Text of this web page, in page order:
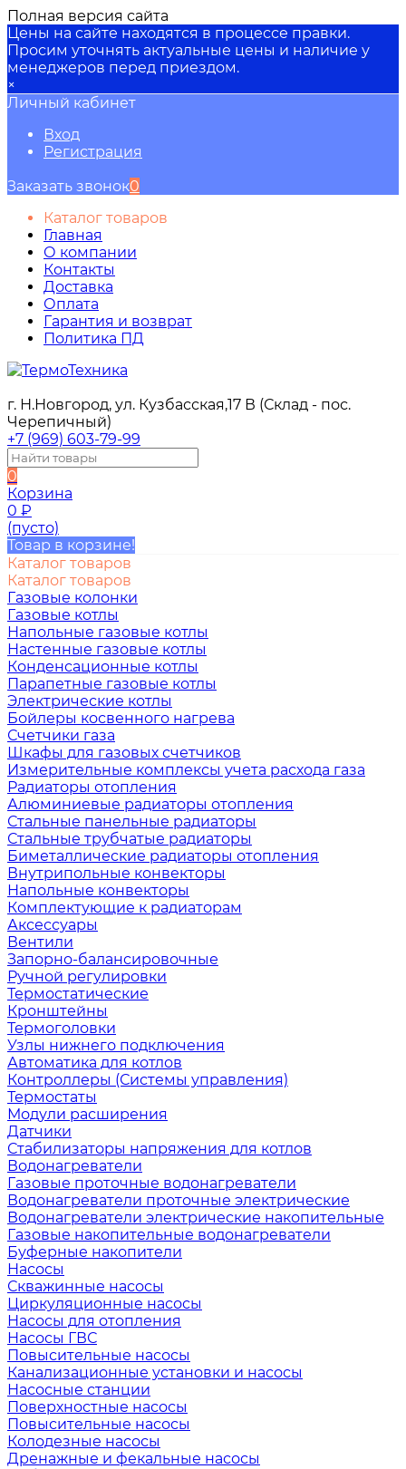
Полная версия сайта
Цены на сайте находятся в процессе правки.
Просим уточнять актуальные цены и наличие у
менеджеров перед приездом.
×
Личный кабинет
Вход
Регистрация
Заказать звонок0
Каталог товаров
Главная
О компании
Контакты
Доставка
Оплата
Гарантия и возврат
Политика ПД
г. Н.Новгород, ул. Кузбасская,17 В (Склад - пос.
Черепичный)
+7 (969) 603-79-99
0
Корзина
0 ₽
(пусто)
Товар в корзине!
Каталог товаров
Каталог товаров
Газовые колонки
Газовые котлы
Напольные газовые котлы
Настенные газовые котлы
Конденсационные котлы
Парапетные газовые котлы
Электрические котлы
Бойлеры косвенного нагрева
Счетчики газа
Шкафы для газовых счетчиков
Измерительные комплексы учета расхода газа
Радиаторы отопления
Алюминиевые радиаторы отопления
Стальные панельные радиаторы
Стальные трубчатые радиаторы
Биметаллические радиаторы отопления
Внутрипольные конвекторы
Напольные конвекторы
Комплектующие к радиаторам
Аксессуары
Вентили
Запорно-балансировочные
Ручной регулировки
Термостатические
Кронштейны
Термоголовки
Узлы нижнего подключения
Автоматика для котлов
Контроллеры (Системы управления)
Термостаты
Модули расширения
Датчики
Стабилизаторы напряжения для котлов
Водонагреватели
Газовые проточные водонагреватели
Водонагреватели проточные электрические
Водонагреватели электрические накопительные
Газовые накопительные водонагреватели
Буферные накопители
Насосы
Скважинные насосы
Циркуляционные насосы
Насосы для отопления
Насосы ГВС
Повысительные насосы
Канализационные установки и насосы
Насосные станции
Поверхностные насосы
Повысительные насосы
Колодезные насосы
Дренажные и фекальные насосы